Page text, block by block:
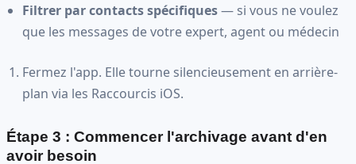
Filtrer par contacts spécifiques— si vous ne voulez
que les messages de votre expert, agent ou médecin
Fermez l'app. Elle tourne silencieusement en arrière-
plan via les Raccourcis iOS.
Étape 3 : Commencer l'archivage avant d'en
avoir besoin